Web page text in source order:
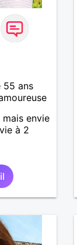
55 ans
envie
à 2